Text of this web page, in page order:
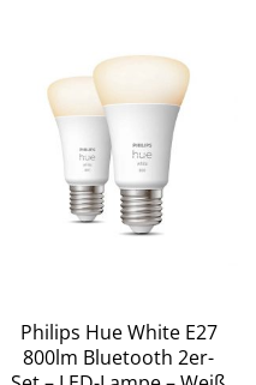
Philips Hue White E27
800lm Bluetooth 2er-